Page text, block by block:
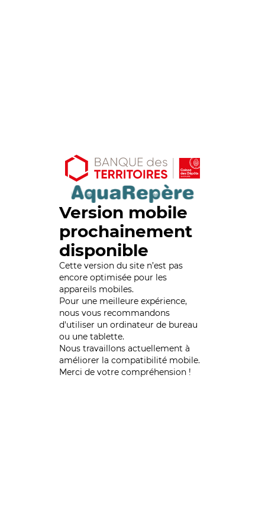
Version mobile
prochainement
disponible
Cette version du site n’est pas
encore optimisée pour les
appareils mobiles.
Pour une meilleure expérience,
nous vous recommandons
d'utiliser un ordinateur de bureau
ou une tablette.
Nous travaillons actuellement à
améliorer la compatibilité mobile.
Merci de votre compréhension !